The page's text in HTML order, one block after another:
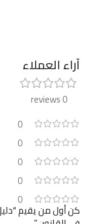
آراء العملاء
0 reviews
0
0
0
0
0
كن أول من يقيم